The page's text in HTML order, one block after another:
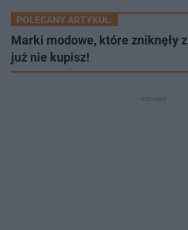
POLECANY ARTYKUŁ:
Marki modowe, które zniknęły
już nie kupisz!